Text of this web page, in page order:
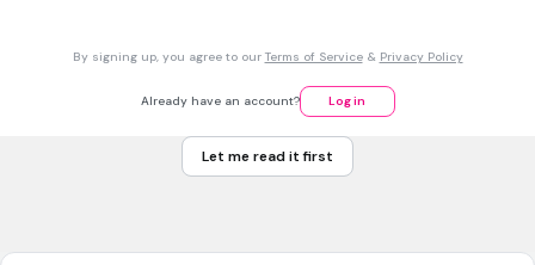
ragasztás
ék- és reteszkötés
By signing up, you agree to our Terms of Service& Privacy Policy
Already have an account? Log in
Let me read it first